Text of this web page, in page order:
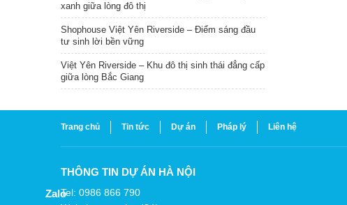
xanh giữa lòng đô thị
Shophouse Việt Yên Riverside – Điểm sáng đầu
tư sinh lời bền vững
Việt Yên Riverside – Khu đô thị sinh thái đẳng cấp
giữa lòng Bắc Giang
Trang chủ Tin tức Dự án Pháp lý Liên hệ
THÔNG TIN DỰ ÁN HÀ NỘI
Tel: 0986 866 790
Zalo